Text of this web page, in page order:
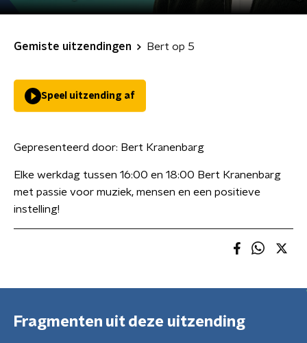
Gemiste uitzendingen Bert op 5
Speel uitzending af
Gepresenteerd door: Bert Kranenbarg
Elke werkdag tussen 16:00 en 18:00 Bert Kranenbarg
met passie voor muziek, mensen en een positieve
instelling!
Fragmenten uit deze uitzending